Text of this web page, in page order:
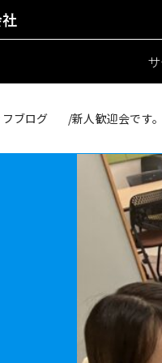
ブログ 新人歓迎会です。